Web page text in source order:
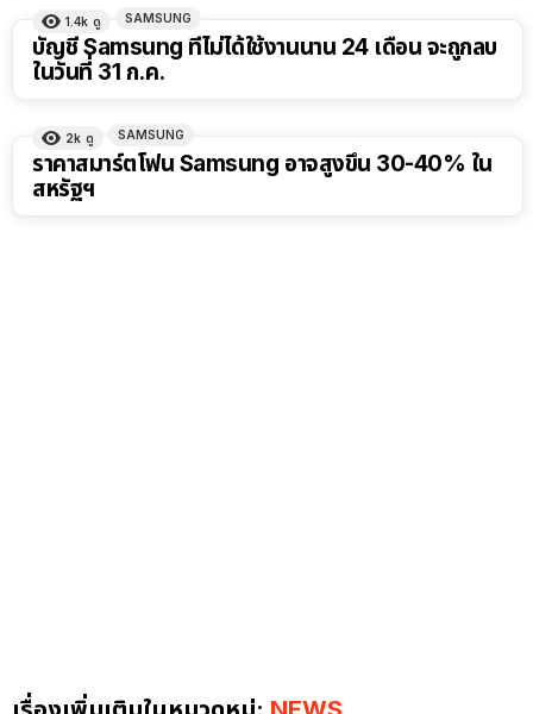
1.4k ดู SAMSUNG
บัญชี Samsung ที่ไม่ได้ใช้งานนาน 24 เดือน จะถูกลบ
ในวันที่ 31 ก.ค.
2k ดู SAMSUNG
ราคาสมาร์ตโฟน Samsung อาจสูงขึ้น 30-40% ใน
สหรัฐฯ